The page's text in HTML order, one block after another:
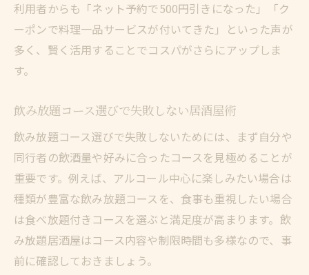
利用者からも「ネット予約で500円引きになった」「ク
ーポンで料理一品サービスが付いてきた」といった声が
多く、賢く活用することでコスパがさらにアップしま
す。
飲み放題コース選びで失敗しない居酒屋術
飲み放題コース選びで失敗しないためには、まず自分や
同行者の飲酒量や好みに合ったコースを見極めることが
重要です。例えば、アルコール中心に楽しみたい場合は
種類が豊富な飲み放題コースを、食事も重視したい場合
は食べ放題付きコースを選ぶと満足度が高まります。飲
み放題居酒屋はコース内容や制限時間も多様なので、事
前に確認しておきましょう。